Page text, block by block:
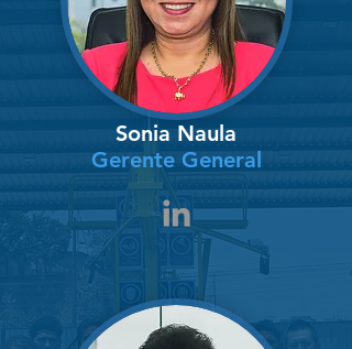
Sonia Naula
Gerente General